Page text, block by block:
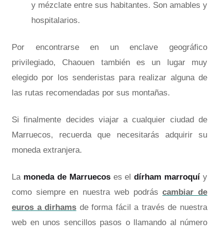
y mézclate entre sus habitantes. Son amables y
hospitalarios.
Por encontrarse en un enclave geográfico
privilegiado, Chaouen también es un lugar muy
elegido por los senderistas para realizar alguna de
las rutas recomendadas por sus montañas.
Si finalmente decides viajar a cualquier ciudad de
Marruecos, recuerda que necesitarás adquirir su
moneda extranjera.
La moneda de Marruecoses eldírham marroquí y
como siempre en nuestra web podráscambiar de
euros a dirhams de forma fácil a través de nuestra
web en unos sencillos pasos o llamando al número